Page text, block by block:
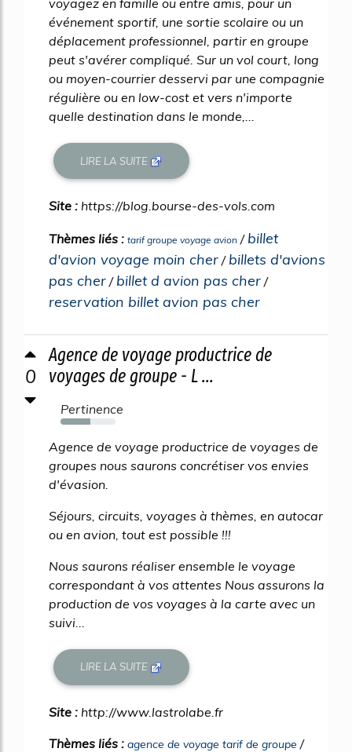
voyagez en famille ou entre amis, pour un
événement sportif, une sortie scolaire ou un
déplacement professionnel, partir en groupe
peut s'avérer compliqué. Sur un vol court, long
ou moyen-courrier desservi par une compagnie
régulière ou en low-cost et vers n'importe
quelle destination dans le monde,...
LIRE LA SUITE
Site : https://blog.bourse-des-vols.com
Thèmes liés : tarif groupe voyage avion / billet
d'avion voyage moin cher / billets d'avions
pas cher / billet d avion pas cher /
reservation billet avion pas cher
0
Agence de voyage productrice de
voyages de groupe - L ...
Pertinence
54%
Agence de voyage productrice de voyages de
groupes nous saurons concrétiser vos envies
d'évasion.
Séjours, circuits, voyages à thèmes, en autocar
ou en avion, tout est possible !!!
Nous saurons réaliser ensemble le voyage
correspondant à vos attentes Nous assurons la
production de vos voyages à la carte avec un
suivi...
LIRE LA SUITE
Site : http://www.lastrolabe.fr
Thèmes liés : agence de voyage tarif de groupe /